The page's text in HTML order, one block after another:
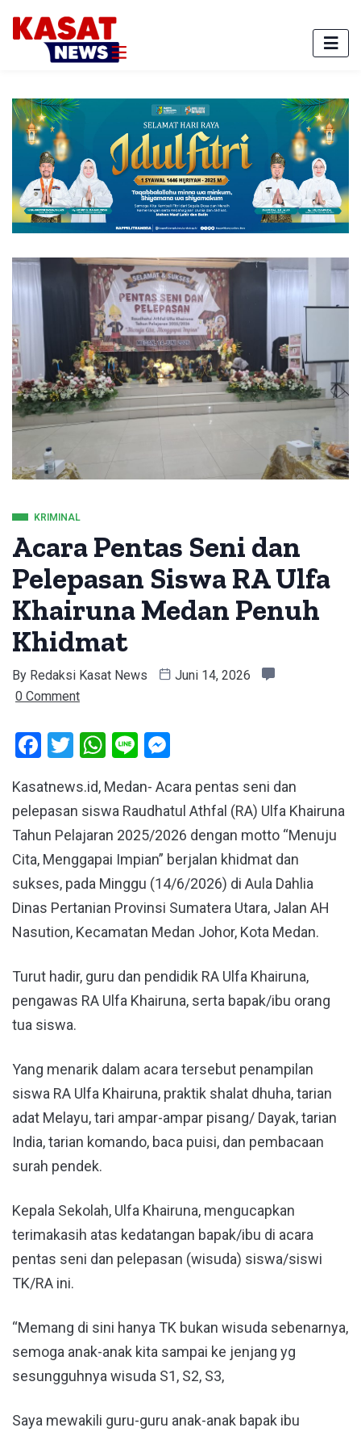
KRIMINAL
Acara Pentas Seni dan
Pelepasan Siswa RA Ulfa
Khairuna Medan Penuh
Khidmat
By Redaksi Kasat News
Juni 14, 2026
0 Comment
Facebook
Twitter
WhatsApp
Line
Kasatnews.id, Medan- Acara pentas seni dan
pelepasan siswa Raudhatul Athfal (RA) Ulfa Khairuna
Tahun Pelajaran 2025/2026 dengan motto “Menuju
Cita, Menggapai Impian” berjalan khidmat dan
sukses, pada Minggu (14/6/2026) di Aula Dahlia
Dinas Pertanian Provinsi Sumatera Utara, Jalan AH
Nasution, Kecamatan Medan Johor, Kota Medan.
Turut hadir, guru dan pendidik RA Ulfa Khairuna,
pengawas RA Ulfa Khairuna, serta bapak/ibu orang
tua siswa.
Yang menarik dalam acara tersebut penampilan
siswa RA Ulfa Khairuna, praktik shalat dhuha, tarian
adat Melayu, tari ampar-ampar pisang/ Dayak, tarian
India, tarian komando, baca puisi, dan pembacaan
surah pendek.
Kepala Sekolah, Ulfa Khairuna, mengucapkan
terimakasih atas kedatangan bapak/ibu di acara
pentas seni dan pelepasan (wisuda) siswa/siswi
TK/RA ini.
“Memang di sini hanya TK bukan wisuda sebenarnya,
semoga anak-anak kita sampai ke jenjang yg
sesungguhnya wisuda S1, S2, S3,
Saya mewakili guru-guru anak-anak bapak ibu